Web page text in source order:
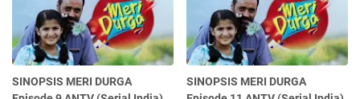
SINOPSIS MERI DURGA
SINOPSIS MERI DURGA